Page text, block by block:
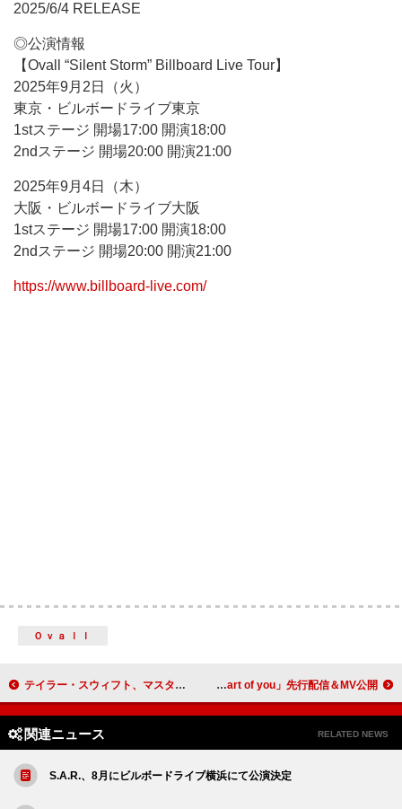
2025/6/4 RELEASE
◎公演情報
【Ovall “Silent Storm” Billboard Live Tour】
2025年9月2日（火）
東京・ビルボードライブ東京
1stステージ 開場17:00 開演18:00
2ndステージ 開場20:00 開演21:00
2025年9月4日（木）
大阪・ビルボードライブ大阪
1stステージ 開場17:00 開演18:00
2ndステージ 開場20:00 開演21:00
https://www.billboard-live.com/
Ｏｖａｌｌ
テイラー・スウィフト、マスター音源買い戻し後に人気が上昇しているアルバムは？ PUSHIM、25周年記念EP『HOLD ON!』6/20リリース 「Part of you」先行配信＆MV公開
関連ニュース RELATED NEWS
S.A.R.、8月にビルボードライブ横浜にて公演決定